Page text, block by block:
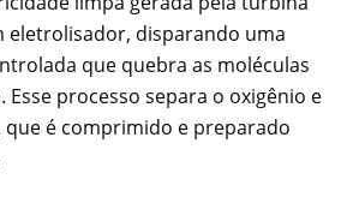
eletrolisador, disparando uma
que quebra as moléculas
Esse processo separa o oxigênio e
é comprimido e preparado